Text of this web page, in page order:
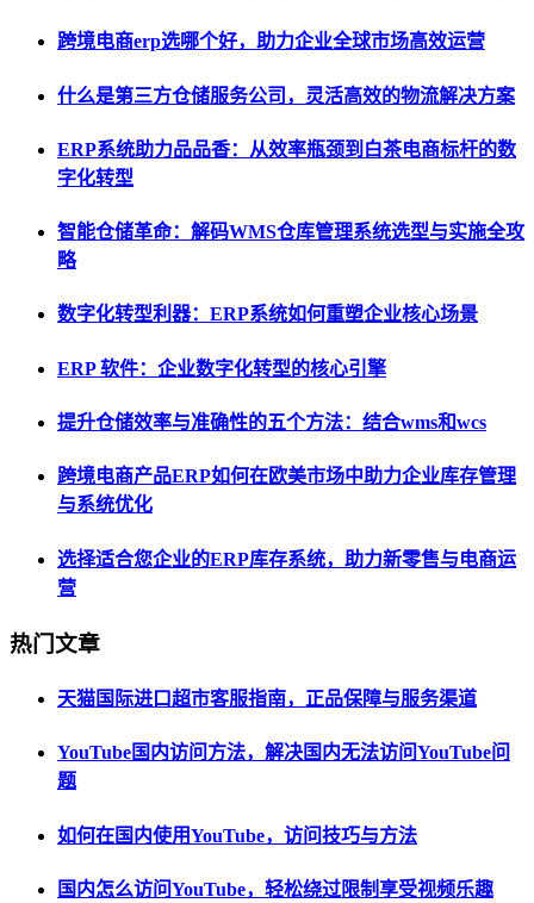
跨境电商erp选哪个好，助力企业全球市场高效运营
什么是第三方仓储服务公司，灵活高效的物流解决方案
ERP系统助力品品香：从效率瓶颈到白茶电商标杆的数
字化转型
智能仓储革命：解码WMS仓库管理系统选型与实施全攻
略
数字化转型利器：ERP系统如何重塑企业核心场景
ERP 软件：企业数字化转型的核心引擎
提升仓储效率与准确性的五个方法：结合wms和wcs
跨境电商产品ERP如何在欧美市场中助力企业库存管理
与系统优化
选择适合您企业的ERP库存系统，助力新零售与电商运
营
热门文章
天猫国际进口超市客服指南，正品保障与服务渠道
YouTube国内访问方法，解决国内无法访问YouTube问
题
如何在国内使用YouTube，访问技巧与方法
国内怎么访问YouTube，轻松绕过限制享受视频乐趣